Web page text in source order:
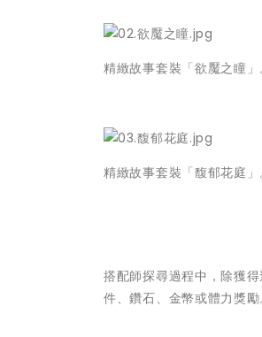
精緻故事套裝「欲魘之瞳」
精緻故事套裝「馥郁花庭」
搭配師探尋過程中，除獲
件、鑽石、金幣或體力獎勵